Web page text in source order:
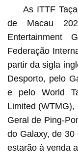
As ITTF
de Macau
Entertainment
Federação
partir da sigla
Desporto, pelo
e pelo World
Limited
Geral de Ping-
do Galaxy, de
estarão à venda